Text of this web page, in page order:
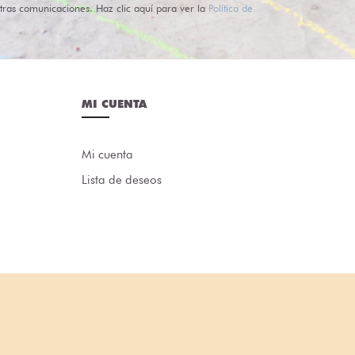
comunicaciones. Haz clic aquí para ver la Política de
MI CUENTA
Mi cuenta
Lista de deseos